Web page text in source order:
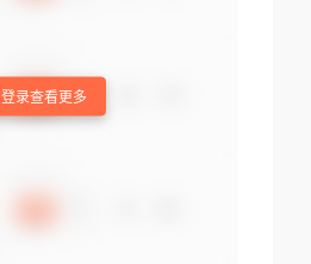
登录查看更多